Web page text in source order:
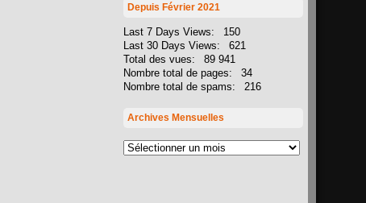
Depuis Février 2021
Last 7 Days Views:
150
Last 30 Days Views:
621
Total des vues:
89 941
Nombre total de pages:
34
Nombre total de spams:
216
Archives Mensuelles
Archives
mensuelles